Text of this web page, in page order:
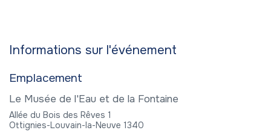
Informations sur l'événement
Emplacement
Le Musée de l'Eau et de la Fontaine
Allée du Bois des Rêves 1
Ottignies-Louvain-la-Neuve 1340